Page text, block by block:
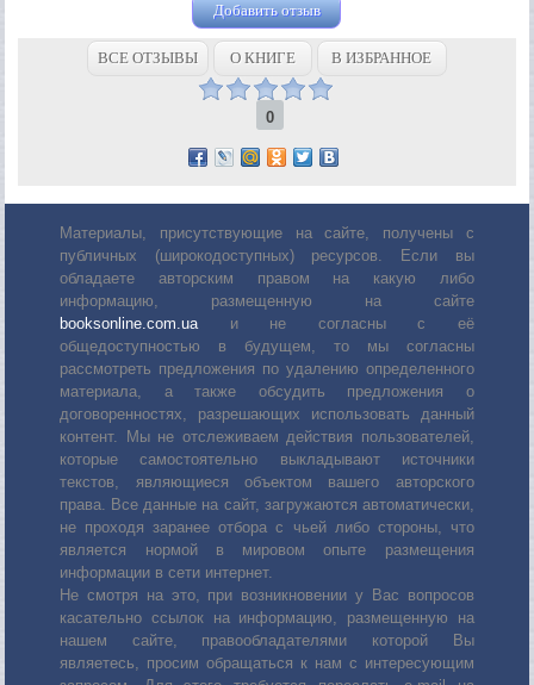
Добавить отзыв
ВСЕ ОТЗЫВЫ О КНИГЕ В ИЗБРАННОЕ
0
Материалы, присутствующие на сайте, получены с
публичных (широкодоступных) ресурсов. Если вы
обладаете авторским правом на какую либо
информацию, размещенную на сайте
booksonline.com.uaи не согласны с её
общедоступностью в будущем, то мы согласны
рассмотреть предложения по удалению определенного
материала, а также обсудить предложения о
договоренностях, разрешающих использовать данный
контент. Мы не отслеживаем действия пользователей,
которые самостоятельно выкладывают источники
текстов, являющиеся объектом вашего авторского
права. Все данные на сайт, загружаются автоматически,
не проходя заранее отбора с чьей либо стороны, что
является нормой в мировом опыте размещения
информации в сети интернет.
Не смотря на это, при возникновении у Вас вопросов
касательно ссылок на информацию, размещенную на
нашем сайте, правообладателями которой Вы
являетесь, просим обращаться к нам с интересующим